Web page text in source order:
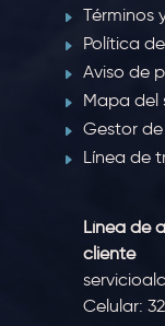
Términos
Política
Aviso de
Mapa del
Gestor
Línea de
Línea de
cliente
Celular: